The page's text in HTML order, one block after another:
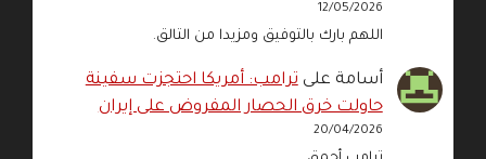
12/05/2026
اللهم بارك بالتوفيق ومزيدا من التالق.
أسامة علىترامب: أمريكا احتجزت سفينة
حاولت خرق الحصار المفروض على إيران
20/04/2026